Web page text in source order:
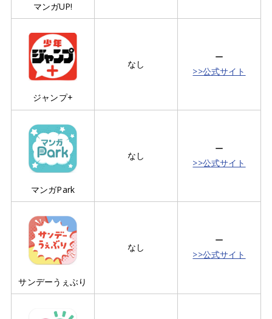
マンガUP!
ジャンプ+
なし
ー
>>公式サイト
マンガPark
なし
ー
>>公式サイト
サンデーうぇぶり
なし
ー
>>公式サイト